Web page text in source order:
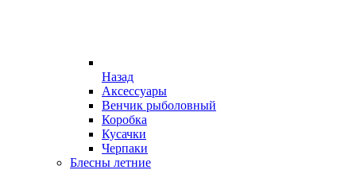
Назад
Аксессуары
Венчик рыболовный
Коробка
Кусачки
Черпаки
Блесны летние